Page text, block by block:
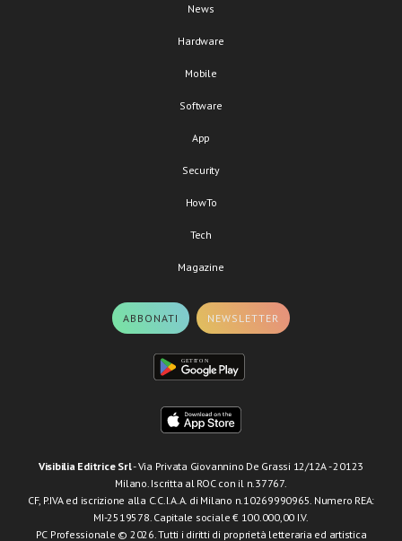
News
Hardware
Mobile
Software
App
Security
HowTo
Tech
Magazine
ABBONATI NEWSLETTER
Visibilia Editrice Srl- Via Privata Giovannino De Grassi 12/12A - 20123
Milano. Iscritta al ROC con il n.37767.
CF, P.IVA ed iscrizione alla C.C.I.A.A. di Milano n.10269990965. Numero REA:
MI-2519578. Capitale sociale € 100.000,00 I.V.
PC Professionale © 2026. Tutti i diritti di proprietà letteraria ed artistica